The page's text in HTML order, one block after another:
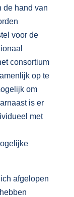
de hand van
voor de
consortium
op te
om
is er
met
afgelopen